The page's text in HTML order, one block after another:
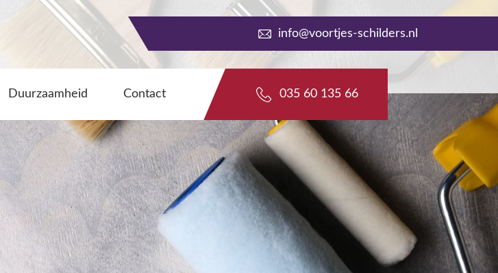
info@voortjes-schilders.nl
Duurzaamheid Contact 035 60 135 66